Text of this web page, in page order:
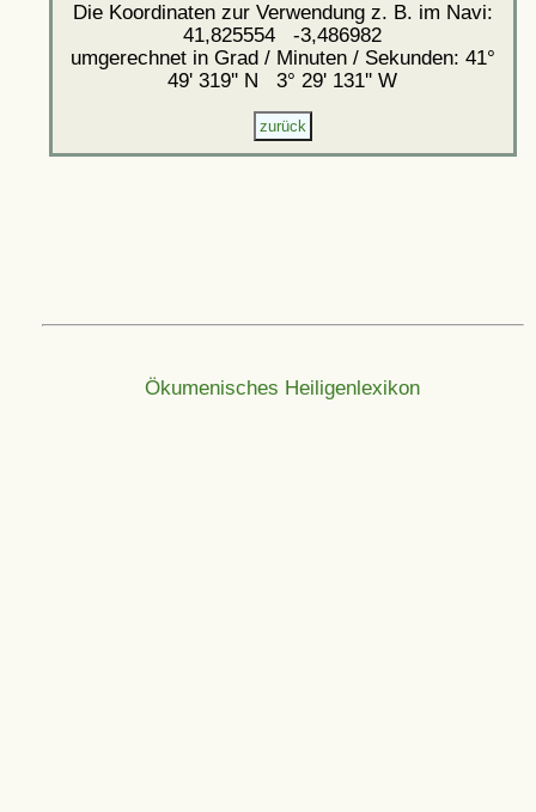
Die Koordinaten zur Verwendung z. B. im Navi:
41,825554 -3,486982
umgerechnet in Grad / Minuten / Sekunden: 41°
49' 319'' N 3° 29' 131'' W
Ökumenisches Heiligenlexikon